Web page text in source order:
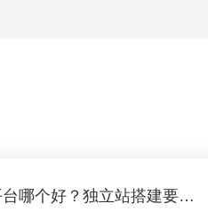
2025独立站建站平台哪个好？独立站搭建要多少钱？